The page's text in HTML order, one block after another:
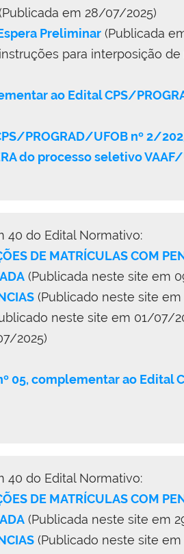
em 28/07/2025)
Preliminar (Publicada
para interposição de
ao Edital CPS/
PROGRAD/UFOB nº 2/
do processo seletivo
40 do Edital Normativo:
DE MATRÍCULAS COM
(Publicada neste site em
(Publicado neste site
neste site em 01/07/
2025)
complementar ao Edital
40 do Edital Normativo:
DE MATRÍCULAS COM
(Publicada neste site em
(Publicado neste site